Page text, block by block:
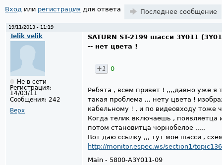
Страницы
Вход или регистрация для ответа Последнее сообщение
19/11/2013 - 11:19
Telik velik
Не в сети
Регистрация:
14/03/11
Сообщения: 242
Верх
SATURN ST-2199 шасси 3Y011
-- нет цвета !
+1 0
Ребята , всем привет ! ,,,,давно уже я
такая проблема ,,, нету цвета !
кабельному ! , и по видеовходу тоже
Когда телик включаешь , появляетца
потом становитца чорнобелое ,,,,,
Вот даю ссылку ,,, тут мое шасси ,
http://monitor.espec.ws/section1/
Main - 5800-A3Y011-09